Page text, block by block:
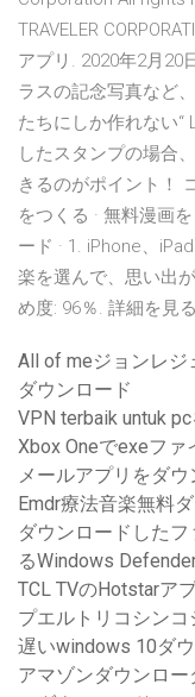
TRAVELER
アプリ. 2020年2月20
ラスの記念写真など
たちにしか作れない“
したスタンプの場合
きるのがポイント！
をつくる · 無料漫画
ード · 1. iPhone、
楽を選んで、思い出
め度: 96％. 詳細を見
All of meジョンレジ
ダウンロード
VPN terbaik untuk
Xbox Oneでexeフ
メールアプリをダウ
Emdr療法音楽無料
ダウンロードした
るWindows
TCL TVのHotstarア
プエルトリコシン
遅いwindows 10ダ
アマゾンダウンロ